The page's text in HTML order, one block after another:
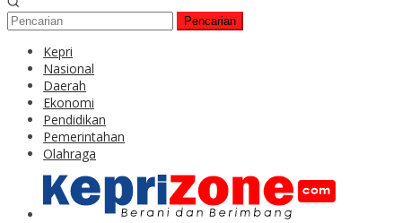
Pencarian
Kepri
Nasional
Daerah
Ekonomi
Pendidikan
Pemerintahan
Olahraga